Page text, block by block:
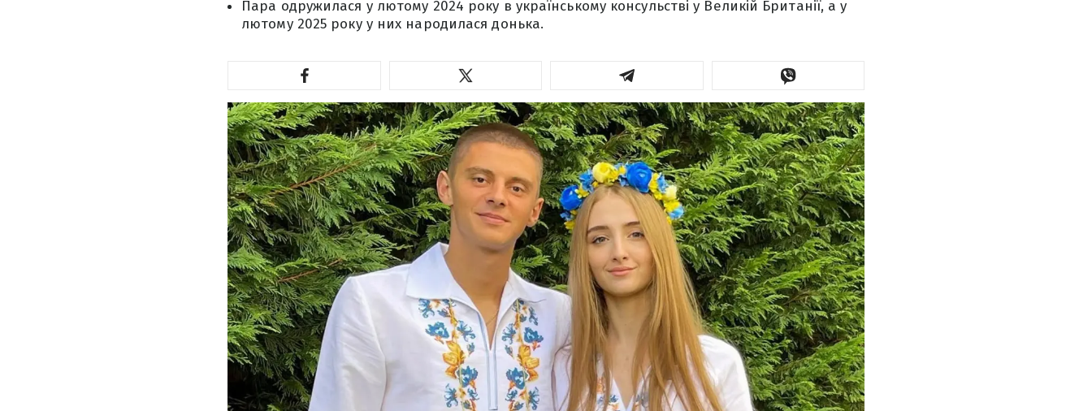
Пара одружилася у лютому 2024 року в українському консульстві у Великій Британії, а у
лютому 2025 року у них народилася донька.